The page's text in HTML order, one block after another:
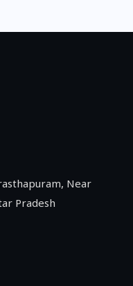
डेवलपमेंट का
Near
Pradesh